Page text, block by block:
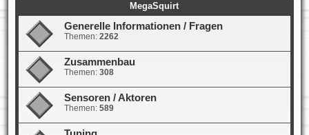
MegaSquirt
Generelle Informationen / Fragen
Themen: 2262
Zusammenbau
Themen: 308
Sensoren / Aktoren
Themen: 589